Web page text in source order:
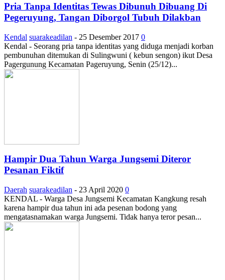
Pria Tanpa Identitas Tewas Dibunuh Dibuang Di
Pegeruyung, Tangan Diborgol Tubuh Dilakban
Kendal suarakeadilan - 25 Desember 2017 0
Kendal - Seorang pria tanpa identitas yang diduga menjadi korban
pembunuhan ditemukan di Sulingwuni ( kebun sengon) ikut Desa
Pagergunung Kecamatan Pageruyung, Senin (25/12)...
Hampir Dua Tahun Warga Jungsemi Diteror
Pesanan Fiktif
Daerah suarakeadilan - 23 April 2020 0
KENDAL - Warga Desa Jungsemi Kecamatan Kangkung resah
karena hampir dua tahun ini ada pesenan bodong yang
mengatasnamakan warga Jungsemi. Tidak hanya teror pesan...